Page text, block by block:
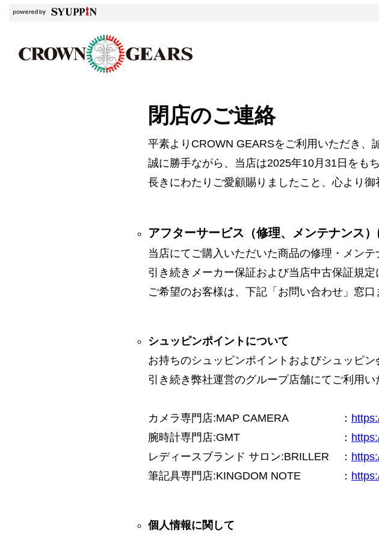
閉店のご連絡
平素よりCROWN GEARSをご利用いただき、
誠に勝手ながら、当店は2025年10月31日をも
長きにわたりご愛顧賜りましたこと、心より御
アフターサービス（修理、メンテナンス
当店にてご購入いただいた商品の修理・メンテ
引き続きメーカー保証および当店中古保証規定
ご希望のお客様は、下記「お問い合わせ」窓
シュッピンポイントについて
お持ちのシュッピンポイントおよびシュッピン
引き続き弊社運営のグループ店舗にてご利用い
カメラ専門店:MAP CAMERA ：
腕時計専門店:GMT
：
レディースブランド サロン:BRILLER
：
筆記具専門店:KINGDOM NOTE
：
個人情報に関して